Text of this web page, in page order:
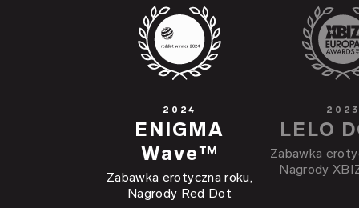
2024
ENIGMA
Wave™
Zabawka erotyczna roku,
Nagrody Red Dot
2023
LELO
Zabawka
Nagrody